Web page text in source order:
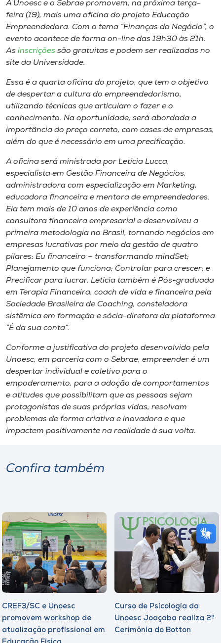
Unoesc
Store
o idioma
A-
A Unoesc e o Sebrae promovem, na próxima terça-
feira (19), mais uma oficina do projeto Educação
Empreendedora. Com o tema “Finanças do Negócio”, o
evento acontece de forma on-line das 19h30 às 21h.
As inscrições são gratuitas e podem ser realizadas no
site da Universidade.
Essa é a quarta oficina do projeto, que tem o objetivo
de despertar a cultura do empreendedorismo,
utilizando técnicas que articulam o fazer e o
conhecimento. Na oportunidade, será abordada a
importância do preço correto, com cases de empresas,
além do que é necessário em uma precificação.
A oficina será ministrada por Letícia Lucca,
especialista em Gestão Financeira de Negócios,
administradora com especialização em Marketing,
educadora financeira e mentora de empreendedores.
Ela tem mais de 10 anos de experiência como
consultora financeira empresarial e desenvolveu a
primeira metodologia no Brasil, tornando negócios em
empresas lucrativas por meio da gestão de quatro
pilares: Eu financeiro – transformando mindSet;
Planejamento que funciona; Controlar para crescer; e
Precificar para lucrar. Letícia também é Pós-graduada
em Terapia Financeira, coach de vida e financeira pela
Sociedade Brasileira de Coaching, consteladora
sistêmica em formação e sócia-diretora da plataforma
“É da sua conta”.
Conforme a justificativa do projeto desenvolvido pela
Unoesc, em parceria com o Sebrae, empreender é um
despertar individual e coletivo para o
empoderamento, para a adoção de comportamentos
e atitudes que possibilitam que as pessoas sejam
protagonistas de suas próprias vidas, resolvam
problemas de forma criativa e inovadora e que
impactem positivamente na realidade à sua volta.
Confira também
CREF3/SC e Unoesc
promovem workshop de
atualização profissional em
Curso de Psicologia da
Unoesc Joaçaba realiza 2ª
Cerimônia do Botton